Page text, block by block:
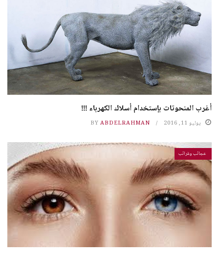
أغرب المنحوتات بإستخدام أسلاك الكهرباء !!!
يوليو 11, 2016 BY ABDELRAHMAN
عجائب وغرائب